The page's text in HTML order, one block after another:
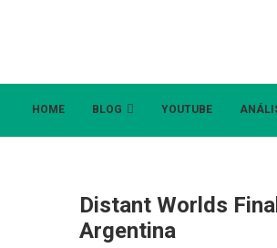
HOME BLOG YOUTUBE
Distant Worlds
Argentina